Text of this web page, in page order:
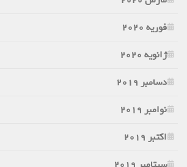
فوریه 2020
ژانویه 2020
دسامبر 2019
نوامبر 2019
اکتبر 2019